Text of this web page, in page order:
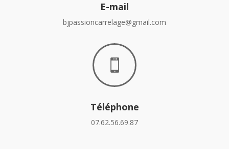
E-mail
bjpassioncarrelage@gmail.com

Téléphone
07.62.56.69.87